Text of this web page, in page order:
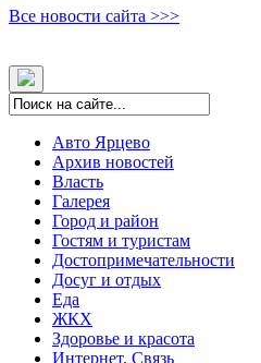
Все новости сайта >>>
Авто Ярцево
Архив новостей
Власть
Галерея
Город и район
Гостям и туристам
Достопримечательности
Досуг и отдых
Еда
ЖКХ
Здоровье и красота
Интернет. Связь